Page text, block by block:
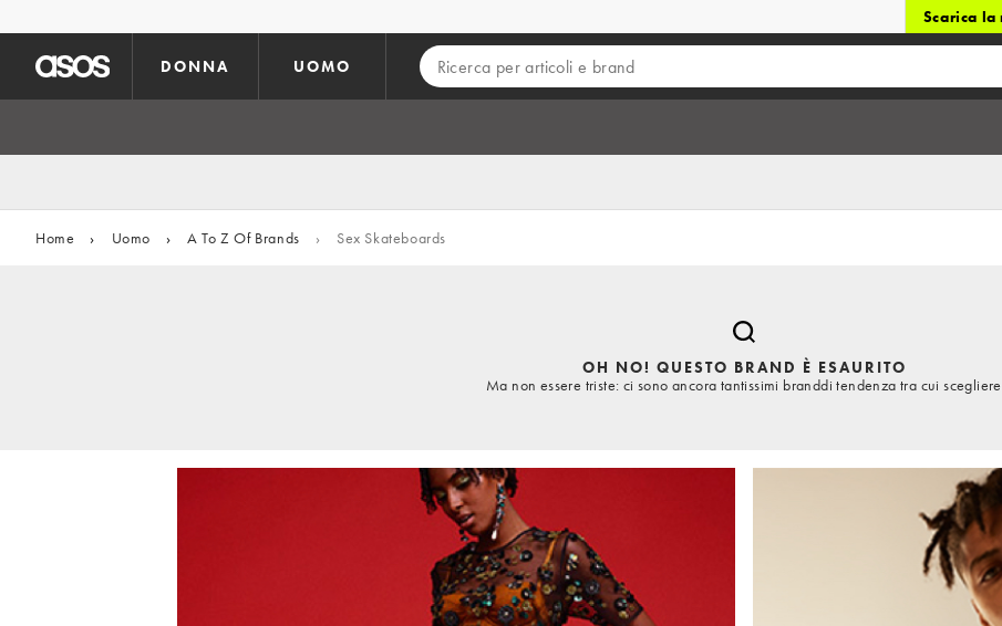
Scarica la
DONNA UOMO
Home › Uomo › A To Z Of Brands › Sex Skateboards
OH NO! QUESTO BRAND È ESAURITO
Ma non essere triste: ci sono ancora tantissimi branddi tendenza tra cui scegliere